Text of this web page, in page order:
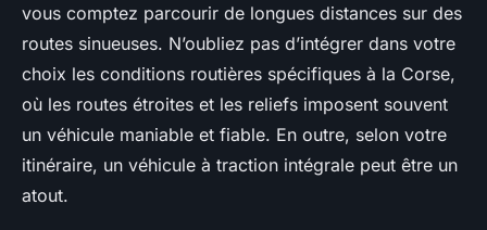
vous comptez parcourir de longues distances sur des
routes sinueuses. N’oubliez pas d’intégrer dans votre
choix les conditions routières spécifiques à la Corse,
où les routes étroites et les reliefs imposent souvent
un véhicule maniable et fiable. En outre, selon votre
itinéraire, un véhicule à traction intégrale peut être un
atout.